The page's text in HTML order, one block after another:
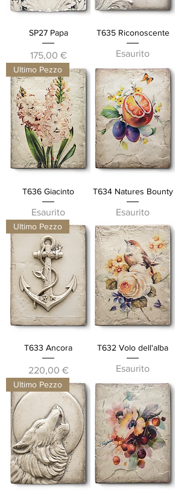
SP27 Papa
Prezzo
175,00 €
T635 Riconoscente
Esaurito
Ultimo Pezzo
T636 Giacinto
Esaurito
T634 Natures Bounty
Esaurito
Ultimo Pezzo
T633 Ancora
Prezzo
220,00 €
T632 Volo dell'alba
Esaurito
Ultimo Pezzo